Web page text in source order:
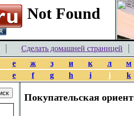
Сделать домашней страницей
е ж з и к л
м
e f g h i j k
Покупательская